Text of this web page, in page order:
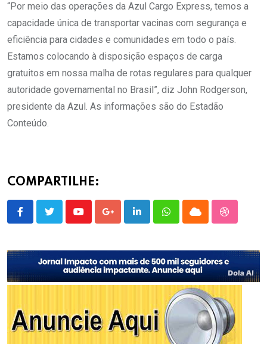
“Por meio das operações da Azul Cargo Express, temos a
capacidade única de transportar vacinas com segurança e
eficiência para cidades e comunidades em todo o país.
Estamos colocando à disposição espaços de carga
gratuitos em nossa malha de rotas regulares para qualquer
autoridade governamental no Brasil”, diz John Rodgerson,
presidente da Azul. As informações são do Estadão
Conteúdo.
COMPARTILHE:
YoutubeGoogle+LinkedInWhatsappCloud